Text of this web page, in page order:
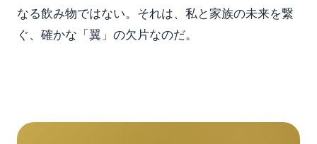
なる飲み物ではない。それは、私と家族の未来を繋
ぐ、確かな「翼」の欠片なのだ。